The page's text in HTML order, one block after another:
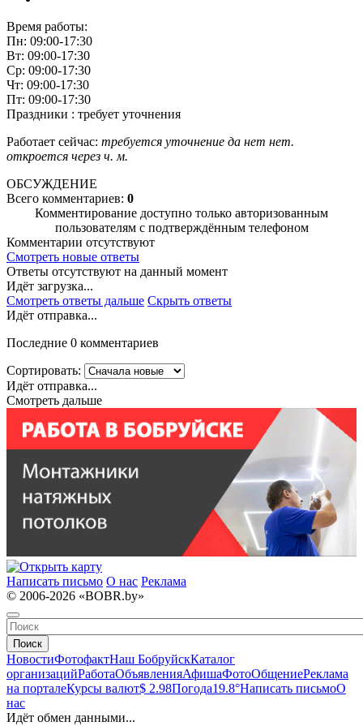
Время работы:
Пн: 09:00-17:30
Вт: 09:00-17:30
Ср: 09:00-17:30
Чт: 09:00-17:30
Пт: 09:00-17:30
Праздники : требует уточнения
Работает сейчас: требуется уточнение да нет нет.
откроется через ч. м.
ОБСУЖДЕНИЕ
Всего комментариев: 0
Комментирование доступно только авторизованным
пользователям с подтверждённым телефоном
Комментарии отсутствуют
Смотреть новые ответы
Ответы отсутствуют на данный момент
Идёт загрузка...
Смотреть ответы дальше Скрыть ответы
Идёт отправка...
Последние 0 комментариев
Сортировать:
Идёт отправка...
Смотреть дальше
Написать письмо О нас Реклама
© 2006-2026 «BOBR.by»
Поиск
НовостиФотофактНаш БобруйскКаталог
организацийРаботаОбъявленияАфишаФотоОбщениеРеклама
на порталеКурсы валют$ 2.98Погода19.8°Написать письмоО
нас
Идёт обмен данными...